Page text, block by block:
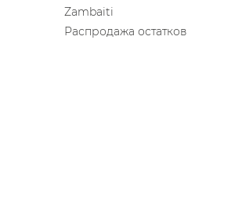
Zambaiti
Распродажа остатков